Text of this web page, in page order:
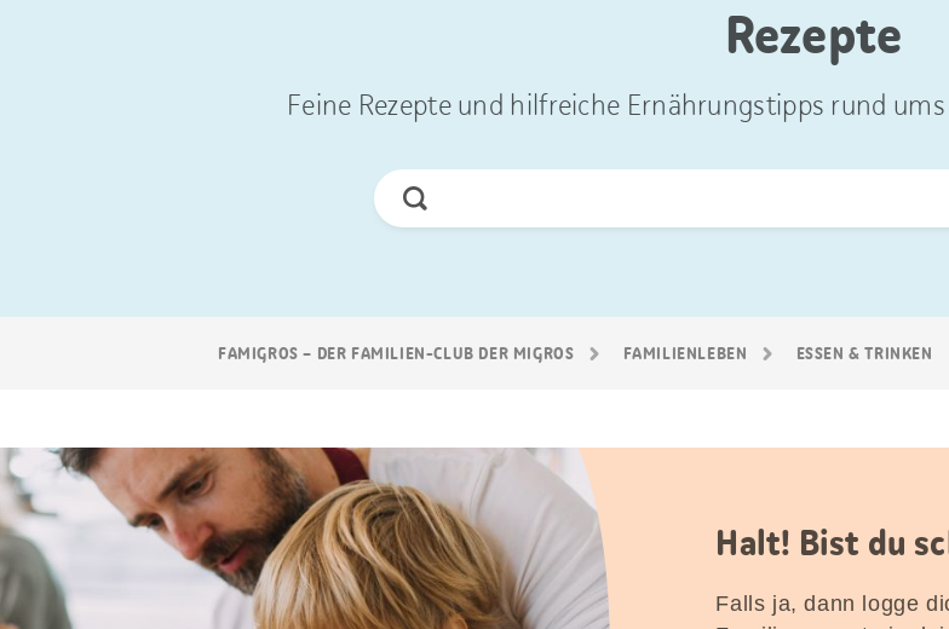
Rezepte
Feine Rezepte und hilfreiche Ernährungstipps rund
Jetzt
FAMIGROS – DER FAMILIEN-CLUB DER MIGROS FAMILIEN­LEBEN ESSEN & TRINKEN
Halt! Bist du
Falls ja, dann logge